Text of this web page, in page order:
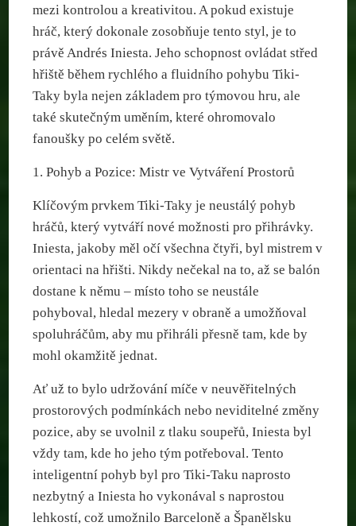
mezi kontrolou a kreativitou. A pokud existuje
hráč, který dokonale zosobňuje tento styl, je to
právě Andrés Iniesta. Jeho schopnost ovládat střed
hřiště během rychlého a fluidního pohybu Tiki-
Taky byla nejen základem pro týmovou hru, ale
také skutečným uměním, které ohromovalo
fanoušky po celém světě.
1. Pohyb a Pozice: Mistr ve Vytváření Prostorů
Klíčovým prvkem Tiki-Taky je neustálý pohyb
hráčů, který vytváří nové možnosti pro přihrávky.
Iniesta, jakoby měl očí všechna čtyři, byl mistrem v
orientaci na hřišti. Nikdy nečekal na to, až se balón
dostane k němu – místo toho se neustále
pohyboval, hledal mezery v obraně a umožňoval
spoluhráčům, aby mu přihráli přesně tam, kde by
mohl okamžitě jednat.
Ať už to bylo udržování míče v neuvěřitelných
prostorových podmínkách nebo neviditelné změny
pozice, aby se uvolnil z tlaku soupeřů, Iniesta byl
vždy tam, kde ho jeho tým potřeboval. Tento
inteligentní pohyb byl pro Tiki-Taku naprosto
nezbytný a Iniesta ho vykonával s naprostou
lehkostí, což umožnilo Barceloně a Španělsku